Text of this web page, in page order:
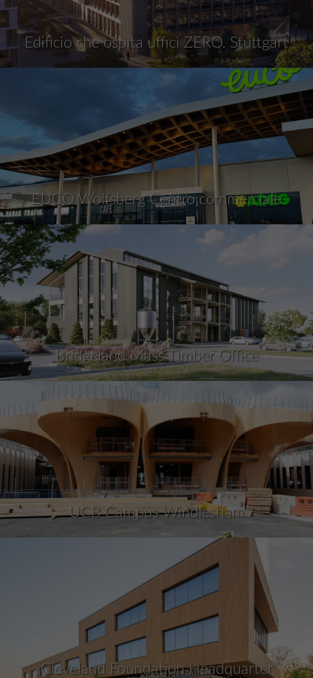
Edificio che ospita uffici ZERO. Stuttgart
EUCO Wolfsberg Centro commerciale
Bridgeland Mass Timber Office
UCB Campus Windlesham
Cleveland Foundation Headquarter